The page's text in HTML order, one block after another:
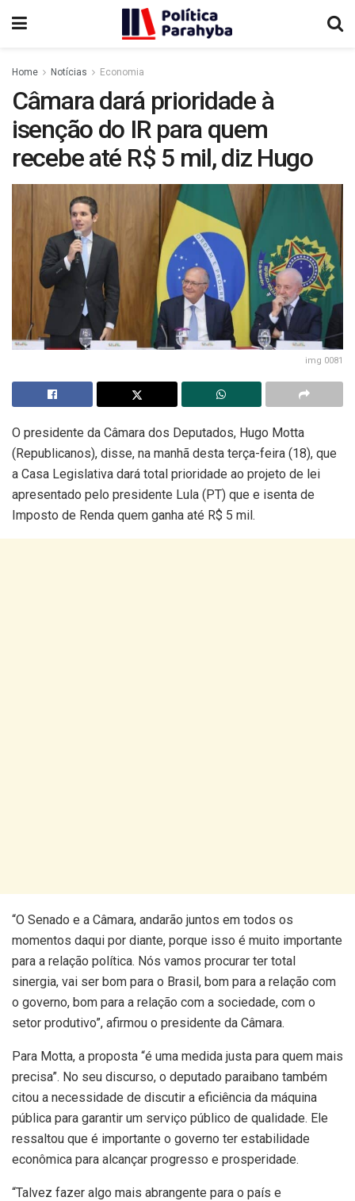
Home Notícias Economia
Câmara dará prioridade à
isenção do IR para quem
recebe até R$ 5 mil, diz Hugo
img 0081
O presidente da Câmara dos Deputados, Hugo Motta
(Republicanos), disse, na manhã desta terça-feira (18), que
a Casa Legislativa dará total prioridade ao projeto de lei
apresentado pelo presidente Lula (PT) que e isenta de
Imposto de Renda quem ganha até R$ 5 mil.
“O Senado e a Câmara, andarão juntos em todos os
momentos daqui por diante, porque isso é muito importante
para a relação política. Nós vamos procurar ter total
sinergia, vai ser bom para o Brasil, bom para a relação com
o governo, bom para a relação com a sociedade, com o
setor produtivo”, afirmou o presidente da Câmara.
Para Motta, a proposta “é uma medida justa para quem mais
precisa”. No seu discurso, o deputado paraibano também
citou a necessidade de discutir a eficiência da máquina
pública para garantir um serviço público de qualidade. Ele
ressaltou que é importante o governo ter estabilidade
econômica para alcançar progresso e prosperidade.
“Talvez fazer algo mais abrangente para o país e